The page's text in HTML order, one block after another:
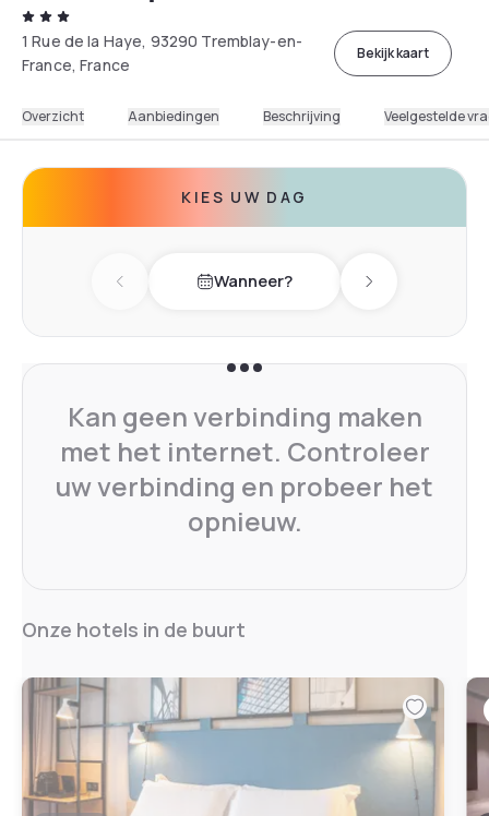
1 Rue de la Haye, 93290 Tremblay-en-
France, France
Bekijk kaart
Overzicht Aanbiedingen Beschrijving Veelgestelde
KIES UW DAG
Previous dayWanneer? Next day
Kan geen verbinding maken
met het internet. Controleer
uw verbinding en probeer het
opnieuw.
Onze hotels in de buurt